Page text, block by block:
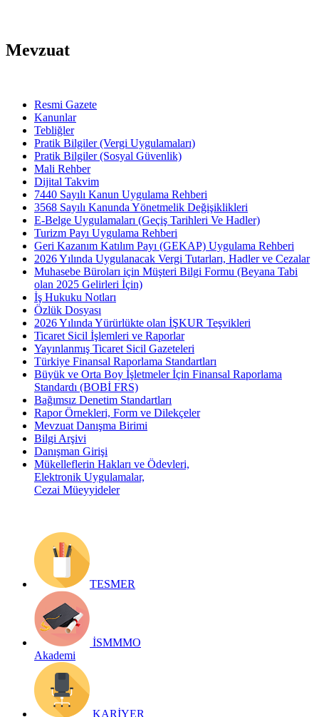
Mevzuat
Resmi Gazete
Kanunlar
Tebliğler
Pratik Bilgiler (Vergi Uygulamaları)
Pratik Bilgiler (Sosyal Güvenlik)
Mali Rehber
Dijital Takvim
7440 Sayılı Kanun Uygulama Rehberi
3568 Sayılı Kanunda Yönetmelik Değişiklikleri
E-Belge Uygulamaları (Geçiş Tarihleri Ve Hadler)
Turizm Payı Uygulama Rehberi
Geri Kazanım Katılım Payı (GEKAP) Uygulama Rehberi
2026 Yılında Uygulanacak Vergi Tutarları, Hadler ve Cezalar
Muhasebe Büroları için Müşteri Bilgi Formu (Beyana Tabi
olan 2025 Gelirleri İçin)
İş Hukuku Notları
Özlük Dosyası
2026 Yılında Yürürlükte olan İŞKUR Teşvikleri
Ticaret Sicil İşlemleri ve Raporlar
Yayınlanmış Ticaret Sicil Gazeteleri
Türkiye Finansal Raporlama Standartları
Büyük ve Orta Boy İşletmeler İçin Finansal Raporlama
Standardı (BOBİ FRS)
Bağımsız Denetim Standartları
Rapor Örnekleri, Form ve Dilekçeler
Mevzuat Danışma Birimi
Bilgi Arşivi
Danışman Girişi
Mükelleflerin Hakları ve Ödevleri,
Elektronik Uygulamalar,
Cezai Müeyyideler
TESMER
İSMMMO
Akademi
KARİYER